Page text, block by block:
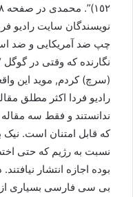
١٥٢)”. محمدی در صفحه ١٥٨
نویسندگان سایت رادیو
چپ ضد آمریکایی و ضد
نگارنده که وقتی در گوگل
(سرچ) کردم, موید این
رادیو فردا اکثر مطلق
ندانستند و فقط سه
که قابل امتنان است. نیک
نسبت به رژیم که حتی
بوده اجازه انتشار
بی سی فارسی بسیاری از